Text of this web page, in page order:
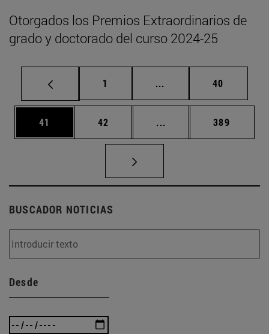
Otorgados los Premios Extraordinarios de
grado y doctorado del curso 2024-25
Página
1 ... Páginas intermedias
Página
40
Página
41 Página
42 ... Páginas intermedias
Página
389
BUSCADOR NOTICIAS
Desde